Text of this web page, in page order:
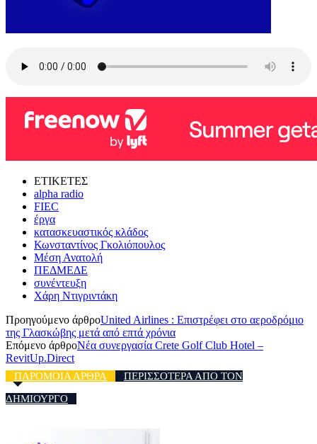
ΕΤΙΚΕΤΕΣ
alpha radio
FIEC
έργα
κατασκευαστικός κλάδος
Κωνσταντίνος Γκολιόπουλος
Μέση Ανατολή
ΠΕΔΜΕΔΕ
συνέντευξη
Χάρη Ντιγριντάκη
Προηγούμενο άρθροUnited Airlines : Επιστρέφει στο αεροδρόμιο
της Γλασκώβης μετά από επτά χρόνια
Επόμενο άρθροΝέα συνεργασία Crete Golf Club Hotel –
RevitUp.Direct
ΠΑΡΟΜΟΙΑ ΑΡΘΡΑ
ΠΕΡΙΣΣΟΤΕΡΑ ΑΠΟ ΤΟΝ
ΔΗΜΙΟΥΡΓΟ